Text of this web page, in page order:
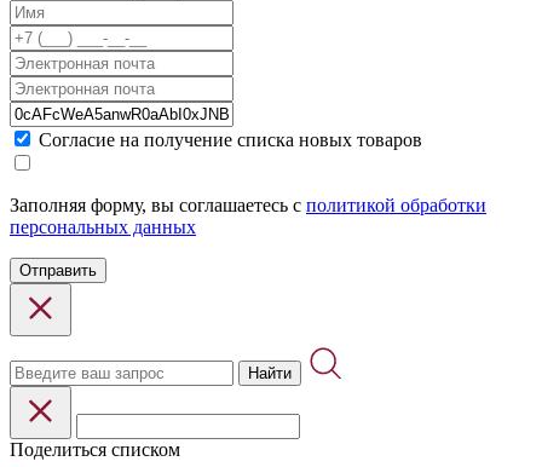
Cогласие на получение списка новых товаров
Заполняя форму, вы соглашаетесь с политикой обработки
персональных данных
Отправить
Найти
Поделиться списком